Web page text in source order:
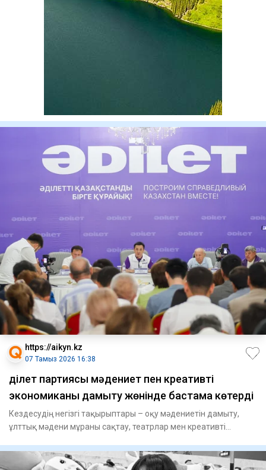
https://aikyn.kz
07 Тамыз 2026 16:38
Әділет партиясы мәдениет пен креативті
экономиканы дамыту жөнінде бастама көтерді
Кездесудің негізгі тақырыптары – оқу мәдениетін дамыту,
ұлттық мәдени мұраны сақтау, театрлар мен креативті